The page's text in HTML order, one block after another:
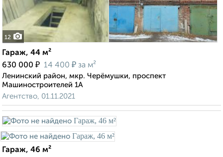
12
Гараж, 44 м²
630 000 ₽ 14 400 ₽ за м²
Ленинский район, мкр. Черёмушки, проспект
Машиностроителей 1А
Агентство, 01.11.2021
Гараж, 46 м²